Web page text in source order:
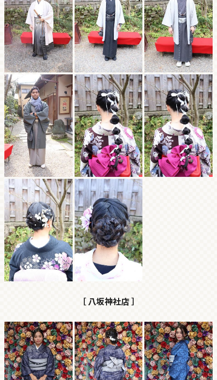
［ 八坂神社店 ］